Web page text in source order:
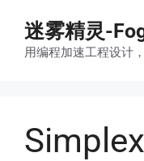
迷雾精灵-
用编程加速工程设计
Simplex